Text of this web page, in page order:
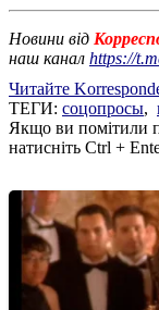
Новини від
наш канал https://
Читайте
ТЕГИ: соцопросы,
Якщо ви помітили
натисніть Ctrl +